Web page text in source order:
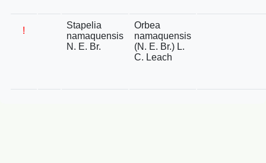
!
Stapelia
namaquensis
N. E. Br.
Orbea
namaquensis
(N. E. Br.) L.
C. Leach